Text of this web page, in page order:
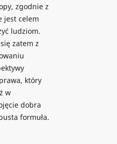
zgodnie z
jest celem
ludziom.
zatem z
który
w
dobra
formuła.